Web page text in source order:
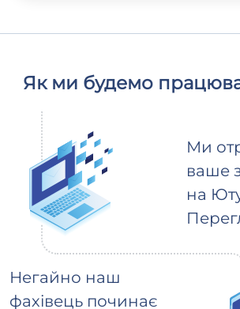
Як ми будемо
Ми
ваше
на
Негайно наш
фахівець починає